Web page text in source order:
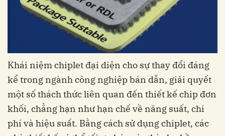
Khái niệm chiplet đại diện cho sự thay đổi đáng
kể trong ngành công nghiệp bán dẫn, giải quyết
một số thách thức liên quan đến thiết kế chip đơn
khối, chẳng hạn như hạn chế về năng suất, chi
phí và hiệu suất. Bằng cách sử dụng chiplet, các